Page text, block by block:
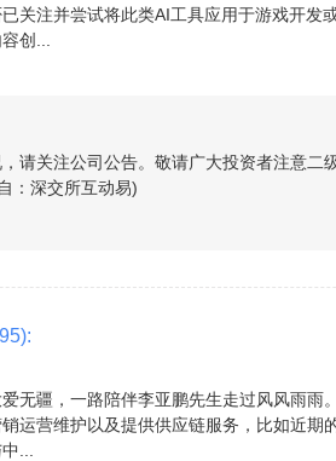
关注并尝试将此类AI工具应用于游戏开发
创...
请关注公司公告。敬请广大投资者注意二
：深交所互动易)
:
无疆，一路陪伴李亚鹏先生走过风风雨雨
运营维护以及提供供应链服务，比如近期
...